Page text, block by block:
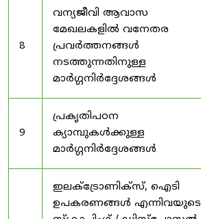
8
വന്യജീവി ആവാസ
മേഖലകളിൽ വനേതര
പ്രവർത്തനങ്ങൾ
നടത്തുന്നതിനുള്ള
മാർഗ്ഗനിർദ്ദേശങ്ങൾ
9
പ്രകൃതിപഠന
ക്യാമ്പുകൾക്കുള്ള
മാർഗ്ഗനിർദ്ദേശങ്ങൾ
ഇലക്‌ട്രോണിക്‌സ്, ഐടി
ഉപകരണങ്ങൾ എന്നിവയുടെ